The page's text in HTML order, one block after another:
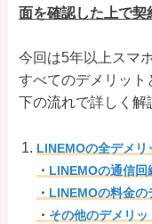
面を確認した上で契
今回は5年以上スマ
すべてのデメリット
下の流れで詳しく解
LINEMOの全デメリ
・ LINEMOの通信回
・ LINEMOの料金の
・ その他のデメリッ